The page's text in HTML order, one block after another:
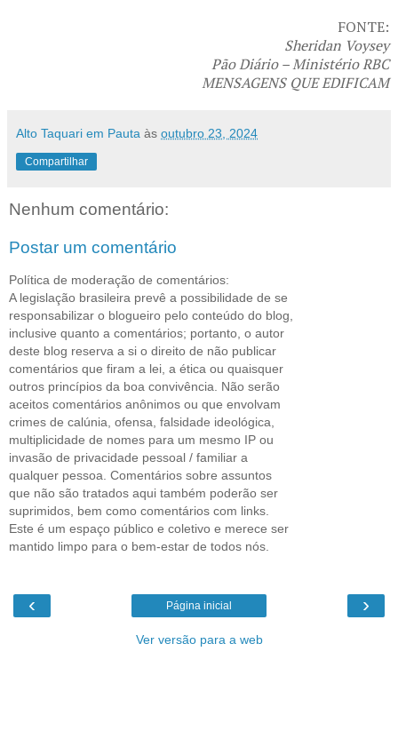
FONTE:
Sheridan Voysey
Pão Diário – Ministério RBC
MENSAGENS QUE EDIFICAM
Alto Taquari em Pauta às outubro 23, 2024
Compartilhar
Nenhum comentário:
Postar um comentário
Política de moderação de comentários:
A legislação brasileira prevê a possibilidade de se
responsabilizar o blogueiro pelo conteúdo do blog,
inclusive quanto a comentários; portanto, o autor
deste blog reserva a si o direito de não publicar
comentários que firam a lei, a ética ou quaisquer
outros princípios da boa convivência. Não serão
aceitos comentários anônimos ou que envolvam
crimes de calúnia, ofensa, falsidade ideológica,
multiplicidade de nomes para um mesmo IP ou
invasão de privacidade pessoal / familiar a
qualquer pessoa. Comentários sobre assuntos
que não são tratados aqui também poderão ser
suprimidos, bem como comentários com links.
Este é um espaço público e coletivo e merece ser
mantido limpo para o bem-estar de todos nós.
‹ ›
Página inicial
Ver versão para a web